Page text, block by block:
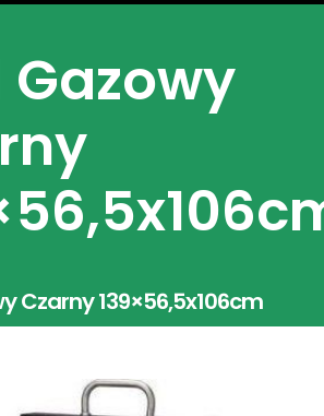
Gazowy
Czarny 139×56,5x106cm